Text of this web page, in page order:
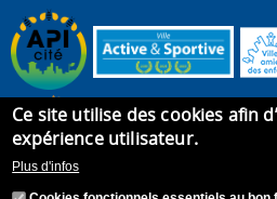
Ce site utilise des cookies afin
expérience utilisateur.
Plus d'infos